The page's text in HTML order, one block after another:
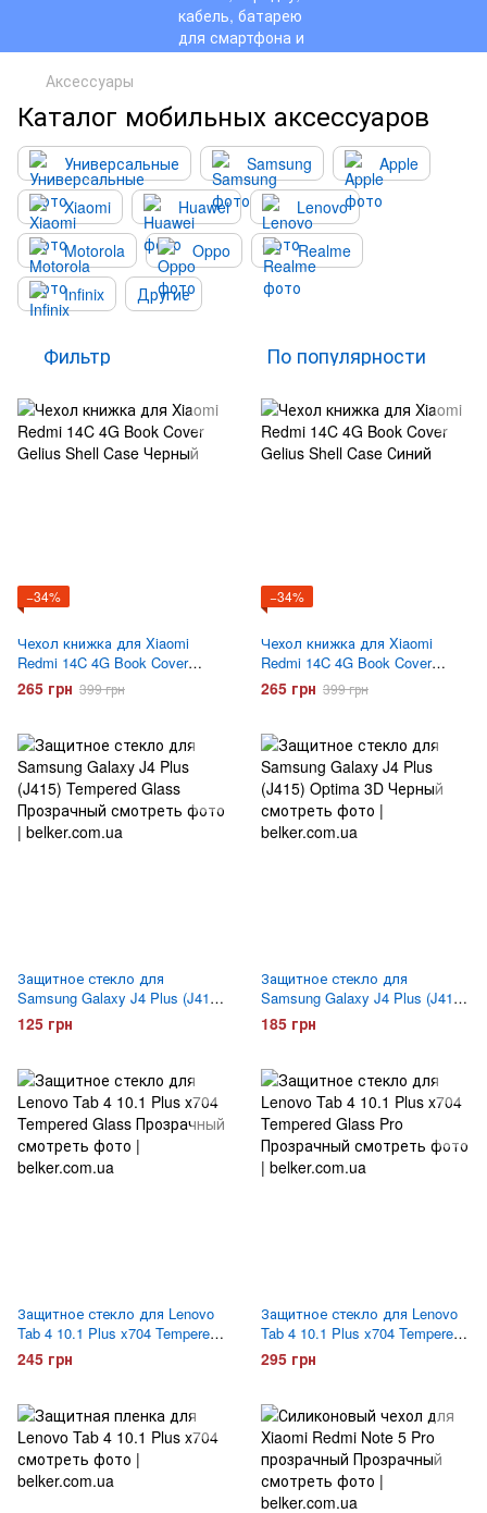
Аксессуары
Каталог мобильных аксессуаров
Универсальные Samsung
Apple
Xiaomi
Huawei
Lenovo
Motorola
Oppo
Realme
Infinix
Другие
Фильтр По популярности
−34%
Чехол книжка для Xiaomi
Redmi 14C 4G Book Cover
Gelius Shell Case Черный
265 грн 399 грн
−34%
Чехол книжка для Xiaomi
Redmi 14C 4G Book Cover
Gelius Shell Case Синий
265 грн 399 грн
Защитное стекло для
Samsung Galaxy J4 Plus (J415)
Tempered Glass
125 грн
Защитное стекло для
Samsung Galaxy J4 Plus (J415)
Optima 3D Черное
185 грн
Защитное стекло для Lenovo
Tab 4 10.1 Plus x704 Tempered
Glass
245 грн
Защитное стекло для Lenovo
Tab 4 10.1 Plus x704 Tempered
Glass Pro
295 грн